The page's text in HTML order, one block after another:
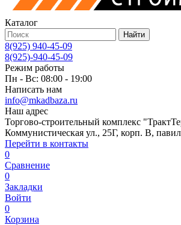
Каталог
Найти
8(925) 940-45-09
8(925)-940-45-09
Режим работы
Пн - Вс: 08:00 - 19:00
Написать нам
info@mkadbaza.ru
Наш адрес
Торгово-строительный комплекс
Коммунистическая ул., 25Г, корп. В,
Перейти в контакты
0
Сравнение
0
Закладки
Войти
0
Корзина